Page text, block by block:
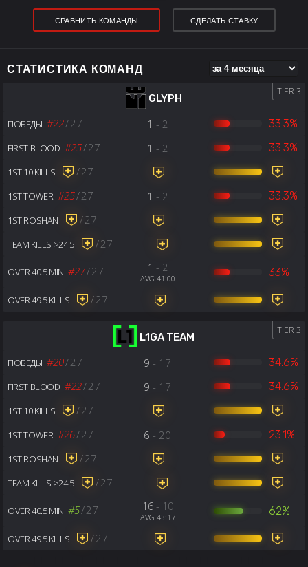
СРАВНИТЬ КОМАНДЫ СДЕЛАТЬ СТАВКУ
СТАТИСТИКА КОМАНД
GLYPH
TIER 3
ПОБЕДЫ #22/27 1 - 2 33.3%
FIRST BLOOD #25/27 1 - 2 33.3%
1ST 10 KILLS /27
1ST TOWER #25/27 1 - 2 33.3%
1ST ROSHAN /27
TEAM KILLS >24.5 /27
OVER 40.5 MIN #27/27 1 - 2
AVG 41:00 33%
OVER 49.5 KILLS /27
L1GA TEAM
TIER 3
ПОБЕДЫ #20/27 9 - 17 34.6%
FIRST BLOOD #22/27 9 - 17 34.6%
1ST 10 KILLS /27
1ST TOWER #26/27 6 - 20 23.1%
1ST ROSHAN /27
TEAM KILLS >24.5 /27
OVER 40.5 MIN #5/27 16- 10
AVG 43:17 62%
OVER 49.5 KILLS /27